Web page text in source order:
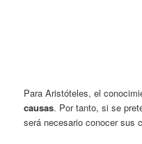
Para Aristóteles, el
causas. Por tanto, si se
será necesario conocer sus